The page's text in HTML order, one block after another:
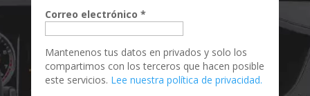
Correo electrónico *
Mantenenos tus datos en privados y solo los
compartimos con los terceros que hacen posible
este servicios. Lee nuestra política de privacidad.